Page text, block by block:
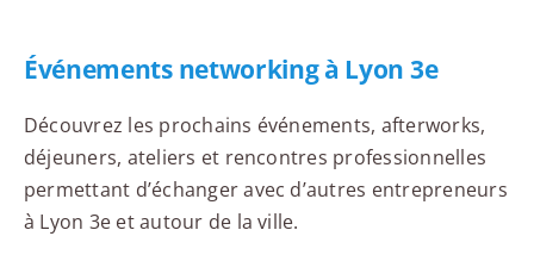
Événements networking à Lyon 3e
Découvrez les prochains événements, afterworks,
déjeuners, ateliers et rencontres professionnelles
permettant d’échanger avec d’autres entrepreneurs
à Lyon 3e et autour de la ville.